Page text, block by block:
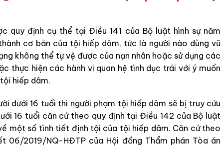
quy định cụ thể tại Điều 141 của Bộ luật hình sự năm
cơ bản của tội hiếp dâm, tức là người nào dùng vũ
không thể tự vệ được của nạn nhân hoặc sử dụng các
thực hiện các hành vi quan hệ tình dục trái với ý muốn
hiếp dâm.
dưới 16 tuổi thì người phạm tội hiếp dâm sẽ bị truy cứu
16 tuổi căn cứ theo quy định tại Điều 142 của Bộ luật
một số tình tiết định tội của tội hiếp dâm. Căn cứ theo
06/2019/NQ-HĐTP của Hội đồng Thẩm phán Tòa án